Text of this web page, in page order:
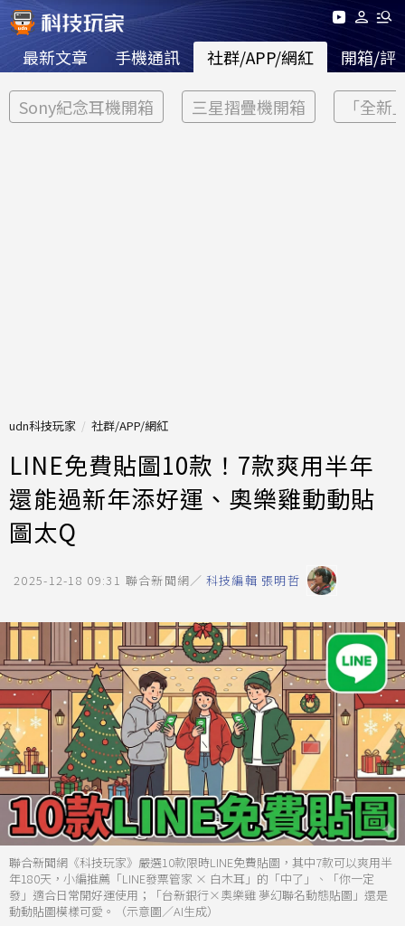
最新文章 手機通訊 社群/APP/網紅 開箱/評
Sony紀念耳機開箱 三星摺疊機開箱 「全新
udn科技玩家 社群/APP/網紅
LINE免費貼圖10款！7款爽用半年
還能過新年添好運、奧樂雞動動貼
圖太Q
2025-12-18 09:31 聯合新聞網／ 科技編輯 張明哲
聯合新聞網《科技玩家》嚴選10款限時LINE免費貼圖，其中7款可以爽用半
年180天，小編推薦「LINE發票管家 × 白木耳」的「中了」、「你一定
發」適合日常開好運使用；「台新銀行×奧樂雞 夢幻聯名動態貼圖」還是
動動貼圖模樣可愛。（示意圖／AI生成）